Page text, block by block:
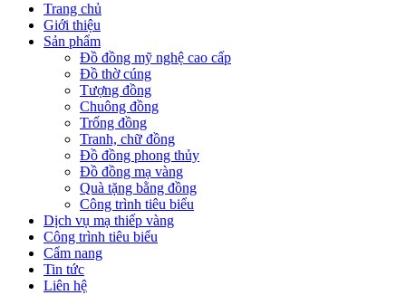
Trang chủ
Giới thiệu
Sản phẩm
Đồ đồng mỹ nghệ cao cấp
Đồ thờ cúng
Tượng đồng
Chuông đồng
Trống đồng
Tranh, chữ đồng
Đồ đồng phong thủy
Đồ đồng mạ vàng
Quà tặng bằng đồng
Công trình tiêu biểu
Dịch vụ mạ thiếp vàng
Công trình tiêu biểu
Cẩm nang
Tin tức
Liên hệ